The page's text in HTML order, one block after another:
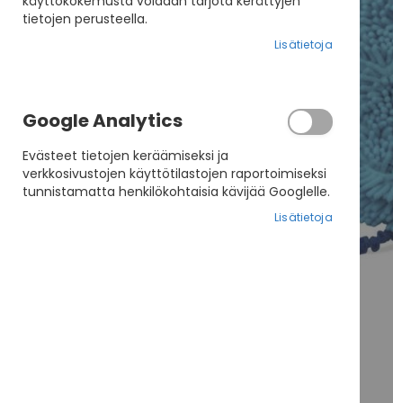
tietojen perusteella.
Lisätietoja
Google Analytics
Evästeet tietojen keräämiseksi ja
verkkosivustojen käyttötilastojen raportoimiseksi
tunnistamatta henkilökohtaisia kävijää Googlelle.
Lisätietoja